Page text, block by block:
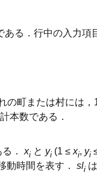
る．行中の入力項
の町または村には，
本数である．
． xi と yi (1 ≤ xi, yi
動時間を表す． sli